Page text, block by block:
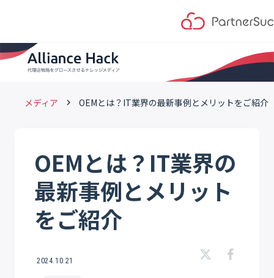
メディア keyboard_arrow_right OEMとは？IT業界の最新事例とメリットをご紹介
OEMとは？IT業界の
最新事例とメリット
をご紹介
2024.10.21